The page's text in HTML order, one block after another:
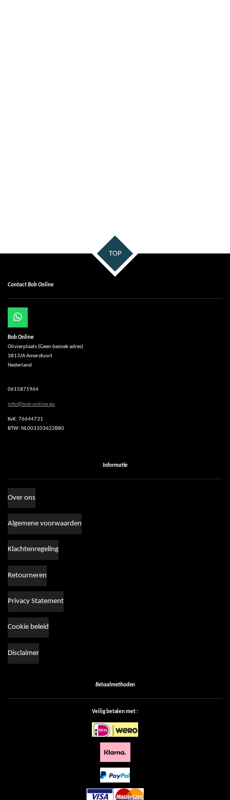
TOP
Contact Bob Online
W
h
a
t
s
A
p
Bob Online
Olivierplaats (Geen bezoek adres)
3813JA Amersfoort
Nederland
0615871964
info@bob-online.eu
KvK: 76644731
BTW: NL003103622B80
Informatie
Over ons
Algemene voorwaarden
Klachtenregeling
Retourneren
Privacy Statement
Cookie beleid
Disclaimer
Betaalmethoden
Veilig betalen met :